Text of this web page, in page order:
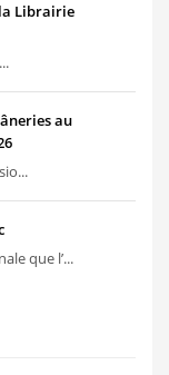
Librairie
au
que l’...